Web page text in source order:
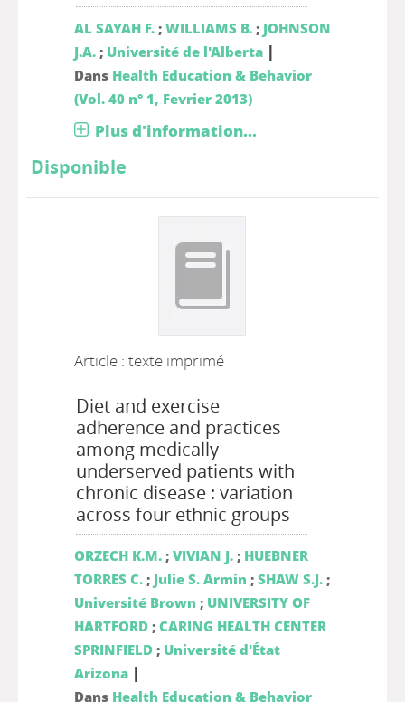
AL SAYAH F.; WILLIAMS B.; JOHNSON
J.A.; Université de l'Alberta |
Dans Health Education & Behavior
(Vol. 40 n° 1, Fevrier 2013)
Plus d'information...
Disponible
Article : texte imprimé
Diet and exercise
adherence and practices
among medically
underserved patients with
chronic disease : variation
across four ethnic groups
ORZECH K.M.; VIVIAN J.; HUEBNER
TORRES C.; Julie S. Armin ; SHAW S.J.;
Université Brown ; UNIVERSITY OF
HARTFORD; CARING HEALTH CENTER
SPRINFIELD; Université d'État
Arizona |
Dans Health Education & Behavior